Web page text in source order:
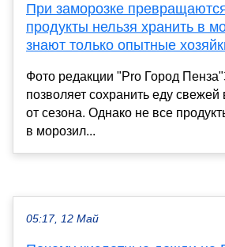
При заморозке
продукты нельзя хранить в
знают только опытные
Фото редакции "Pro Город
позволяет сохранить еду свежей
от сезона. Однако не все
в морозил...
05:17, 12 Май